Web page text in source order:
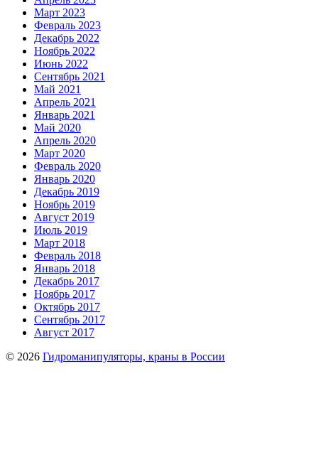
Март 2023
Февраль 2023
Декабрь 2022
Ноябрь 2022
Июнь 2022
Сентябрь 2021
Май 2021
Апрель 2021
Январь 2021
Май 2020
Апрель 2020
Март 2020
Февраль 2020
Январь 2020
Декабрь 2019
Ноябрь 2019
Август 2019
Июль 2019
Март 2018
Февраль 2018
Январь 2018
Декабрь 2017
Ноябрь 2017
Октябрь 2017
Сентябрь 2017
Август 2017
© 2026 Гидроманипуляторы, краны в России